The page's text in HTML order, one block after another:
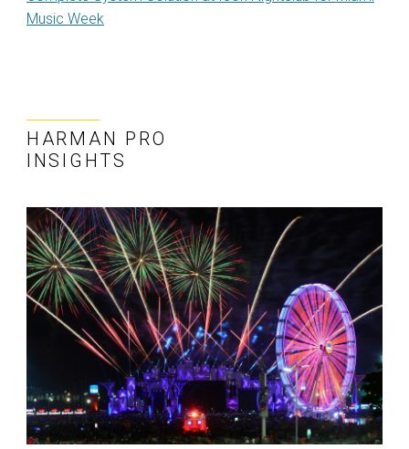
Music Week
HARMAN PRO
INSIGHTS